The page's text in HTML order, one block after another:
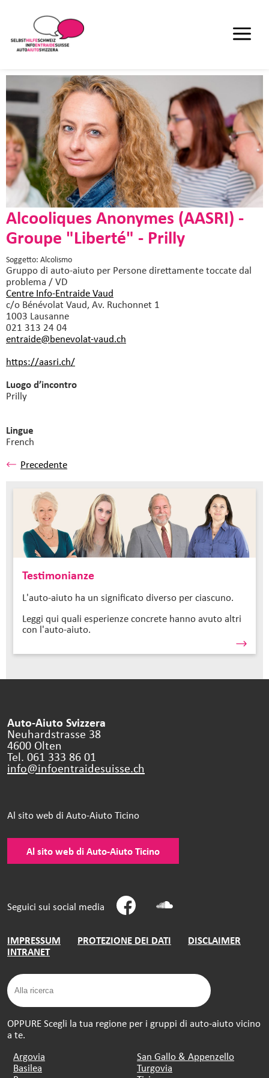
Alcooliques Anonymes (AASRI) -
Groupe "Liberté" - Prilly
Soggetto: Alcolismo
Gruppo di auto-aiuto per Persone direttamente toccate dal
problema / VD
Centre Info-Entraide Vaud
c/o Bénévolat Vaud, Av. Ruchonnet 1
1003 Lausanne
021 313 24 04
entraide@benevolat-vaud.ch
https://aasri.ch/
Luogo d’incontro
Prilly
Lingue
French
Precedente
Testimonianze
L'auto-aiuto ha un significato diverso per ciascuno.
Leggi qui quali esperienze concrete hanno avuto altri
con l'auto-aiuto.
Auto-Aiuto Svizzera
Neuhardstrasse 38
4600 Olten
Tel. 061 333 86 01
info@infoentraidesuisse.ch
Al sito web di Auto-Aiuto Ticino
Al sito web di Auto-Aiuto Ticino
Seguici sui social media
IMPRESSUM PROTEZIONE DEI DATI
DISCLAIMER
INTRANET
OPPURE Scegli la tua regione per i gruppi di auto-aiuto vicino
a te.
Argovia
Basilea
San Gallo & Appenzello
Turgovia